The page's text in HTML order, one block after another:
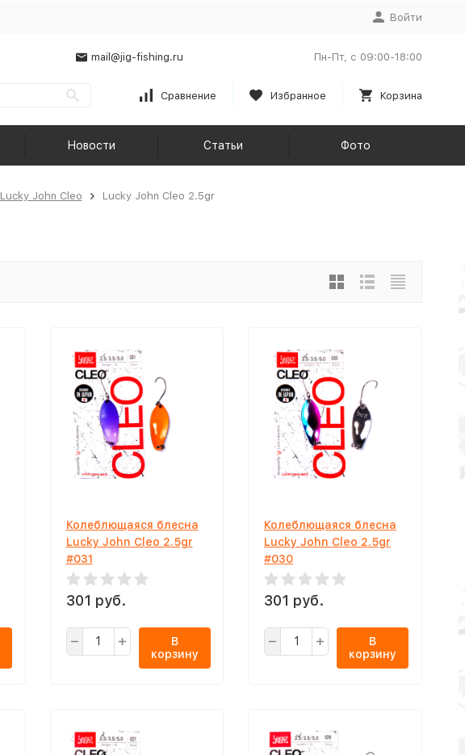
Войти
mail@jig-fishing.ru Пн-Пт, с 09:00-18:00
Сравнение Избранное Корзина
Новости Статьи Фото
Lucky John Cleo Lucky John Cleo 2.5gr
Колеблющаяся блесна
Lucky John Cleo 2.5gr
#031
301 руб.
В
корзину
Колеблющаяся блесна
Lucky John Cleo 2.5gr
#030
301 руб.
В
корзину